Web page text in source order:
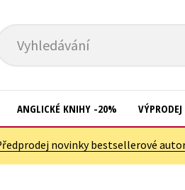
Vyhledávání
ANGLICKÉ KNIHY -20%
novinky bestsellerové